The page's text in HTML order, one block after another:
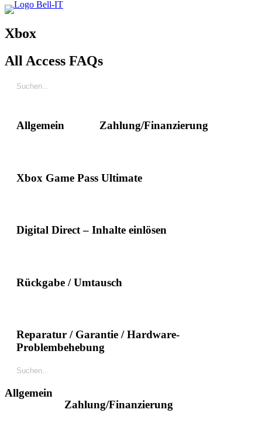
Xbox
All Access FAQs
Allgemein Zahlung/Finanzierung
Xbox Game Pass Ultimate
Digital Direct – Inhalte einlösen
Rückgabe / Umtausch
Reparatur / Garantie / Hardware-
Problembehebung
Allgemein
Zahlung/Finanzierung